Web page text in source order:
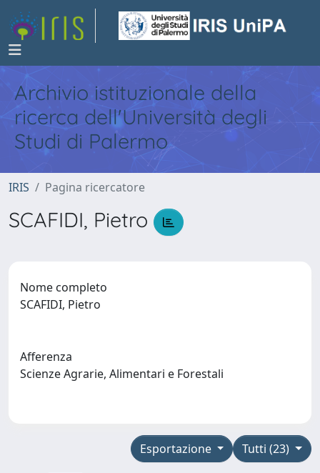
Archivio istituzionale della
ricerca dell'Università degli
Studi di Palermo
IRIS Pagina ricercatore
SCAFIDI, Pietro
Nome completo
SCAFIDI, Pietro
Afferenza
Scienze Agrarie, Alimentari e Forestali
Tutti (23)
Esportazione